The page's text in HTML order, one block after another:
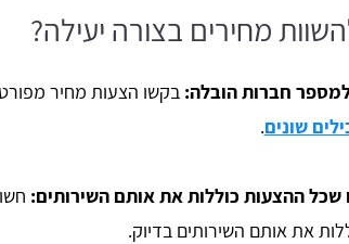
מחירים בצורה יעילה?
חברות הובלה: בקשו הצעות מחיר
שונים.
שכל ההצעות כוללות את אותם השירותים:
את אותם השירותים בדיוק.